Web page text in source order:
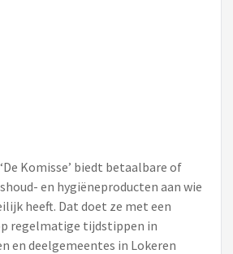
Komisse’ biedt betaalbare of
en hygiëneproducten aan wie
heeft. Dat doet ze met een
regelmatige tijdstippen in
en deelgemeentes in Lokeren